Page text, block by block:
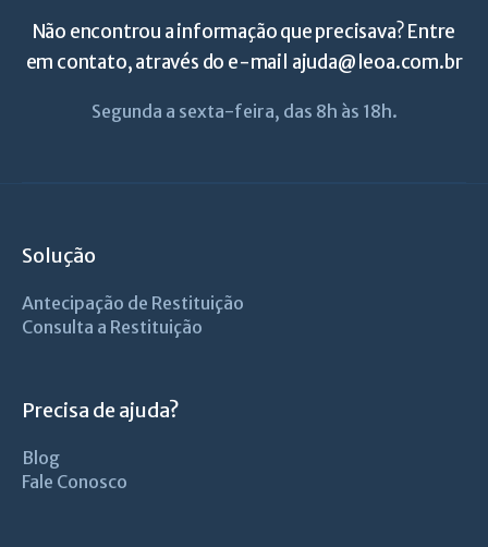
Não encontrou a informação que precisava? Entre
em contato, através do e-mail ajuda@leoa.com.br
Segunda a sexta-feira, das 8h às 18h.
Solução
Antecipação de Restituição
Consulta a Restituição
Precisa de ajuda?
Blog
Fale Conosco